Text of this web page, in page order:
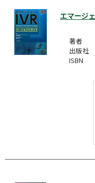
エマージ
著者
出版社
ISBN